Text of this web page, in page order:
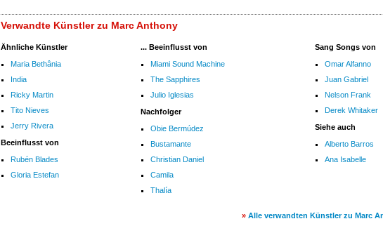
Verwandte Künstler zu Marc Anthony
Ähnliche Künstler
Maria Bethânia
India
Ricky Martin
Tito Nieves
Jerry Rivera
Beeinflusst von
Rubén Blades
Gloria Estefan
... Beeinflusst von
Miami Sound Machine
The Sapphires
Julio Iglesias
Nachfolger
Obie Bermúdez
Bustamante
Christian Daniel
Camila
Thalía
Sang Songs von
Omar Alfanno
Juan Gabriel
Nelson Frank
Derek Whitaker
Siehe auch
Alberto Barros
Ana Isabelle
» Alle verwandten Künstler zu Marc